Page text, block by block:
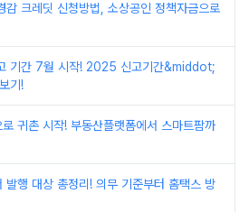
감 크레딧 신청방법, 소상공인 정책자금으로
기간 7월 시작! 2025 신고기간&middot;
기!
로 귀촌 시작! 부동산플랫폼에서 스마트팜까
발행 대상 총정리! 의무 기준부터 홈택스 방